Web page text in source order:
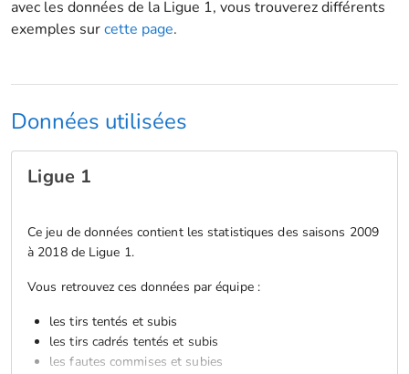
avec les données de la Ligue 1, vous trouverez différents
exemples surcette page.
Données utilisées
Ligue 1
Ce jeu de données contient les statistiques des saisons 2009
à 2018 de Ligue 1.
Vous retrouvez ces données par équipe :
les tirs tentés et subis
les tirs cadrés tentés et subis
les fautes commises et subies